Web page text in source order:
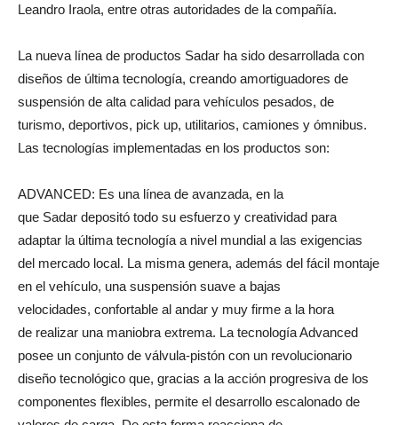
Leandro Iraola, entre otras autoridades de la compañía.
La nueva línea de productos Sadar ha sido desarrollada con
diseños de última tecnología, creando amortiguadores de
suspensión de alta calidad para vehículos pesados, de
turismo, deportivos, pick up, utilitarios, camiones y ómnibus.
Las tecnologías implementadas en los productos son:
ADVANCED: Es una línea de avanzada, en la
que Sadar depositó todo su esfuerzo y creatividad para
adaptar la última tecnología a nivel mundial a las exigencias
del mercado local. La misma genera, además del fácil montaje
en el vehículo, una suspensión suave a bajas
velocidades, confortable al andar y muy firme a la hora
de realizar una maniobra extrema. La tecnología Advanced
posee un conjunto de válvula-pistón con un revolucionario
diseño tecnológico que, gracias a la acción progresiva de los
componentes flexibles, permite el desarrollo escalonado de